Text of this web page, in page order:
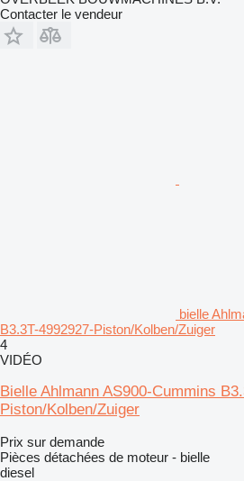
Contacter le vendeur
bielle
B3.3T-4992927-Piston/Kolben/Zuiger
4
VIDÉO
Bielle Ahlmann AS900-Cummins
Piston/Kolben/Zuiger
Prix sur demande
Pièces détachées de moteur - bielle
diesel